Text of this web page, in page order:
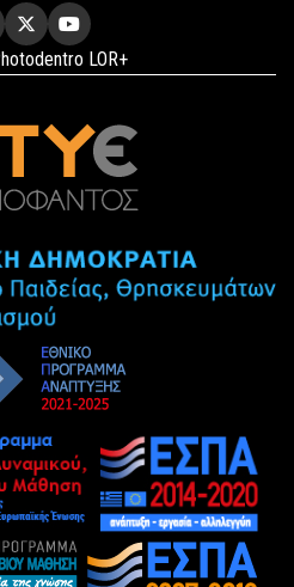
LOR+